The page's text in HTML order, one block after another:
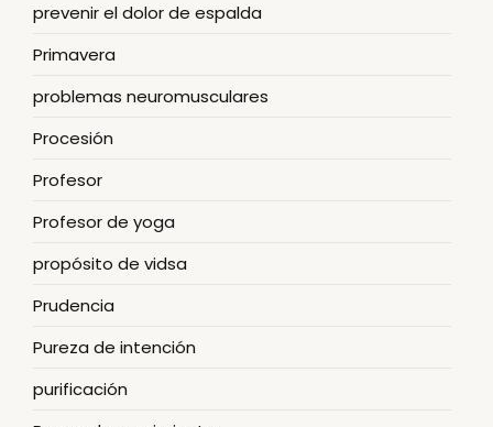
prevenir el dolor de espalda
Primavera
problemas neuromusculares
Procesión
Profesor
Profesor de yoga
propósito de vidsa
Prudencia
Pureza de intención
purificación